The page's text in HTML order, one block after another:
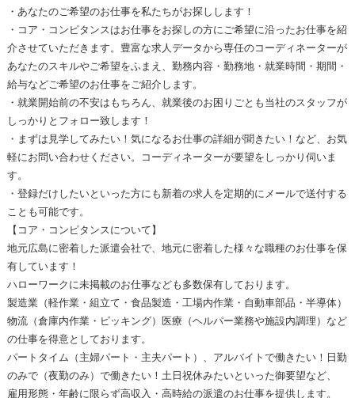
・あなたのご希望のお仕事を私たちがお探しします！
・コア・コンピタンスはお仕事をお探しの方にご希望に沿ったお仕事を紹
介させていただきます。豊富な求人データから専任のコーディネーターが
あなたのスキルやご希望をふまえ、勤務内容・勤務地・就業時間・期間・
給与などご希望のお仕事をご紹介します。
・就業開始前の不安はもちろん、就業後のお困りごとも当社のスタッフが
しっかりとフォロー致します！
・まずは見学してみたい！気になるお仕事の詳細が聞きたい！など、お気
軽にお問い合わせください。コーディネーターが要望をしっかり伺いま
す。
・登録だけしたいといった方にも新着の求人を定期的にメールで送付する
ことも可能です。
【コア・コンピタンスについて】
地元広島に密着した派遣会社で、地元に密着した様々な職種のお仕事を保
有しています！
ハローワークに未掲載のお仕事なども多数保有しております。
製造業（軽作業・組立て・食品製造・工場内作業・自動車部品・半導体）
物流（倉庫内作業・ピッキング）医療（ヘルパー業務や施設内調理）など
の仕事を得意としております。
パートタイム（主婦パート・主夫パート）、アルバイトで働きたい！日勤
のみで（夜勤のみ）で働きたい！土日祝休みたいといった御要望など、
雇用形態・年齢に限らず高収入・高時給の派遣のお仕事を提供します。